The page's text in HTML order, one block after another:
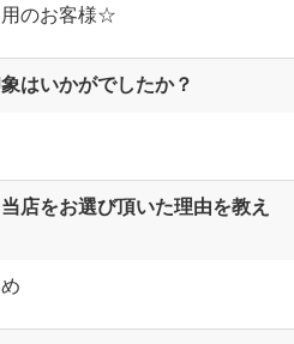
のお客様☆
はいかがでしたか？
店をお選び頂いた理由を教え